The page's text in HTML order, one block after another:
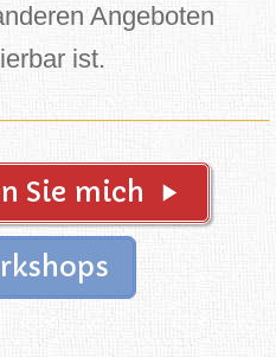
Angeboten
ist.
Sie mich